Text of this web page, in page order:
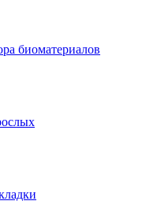
биоматериалов